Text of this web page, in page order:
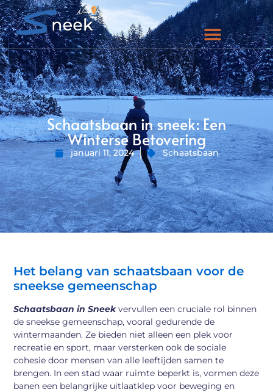
Schaatsbaan in sneek: Een
Winterse Betovering
januari 11, 2024 Schaatsbaan
Het belang van schaatsbaan voor de
sneekse gemeenschap
Schaatsbaan in Sneekvervullen een cruciale rol binnen
de sneekse gemeenschap, vooral gedurende de
wintermaanden. Ze bieden niet alleen een plek voor
recreatie en sport, maar versterken ook de sociale
cohesie door mensen van alle leeftijden samen te
brengen. In een stad waar ruimte beperkt is, vormen deze
banen een belangrijke uitlaatklep voor beweging en